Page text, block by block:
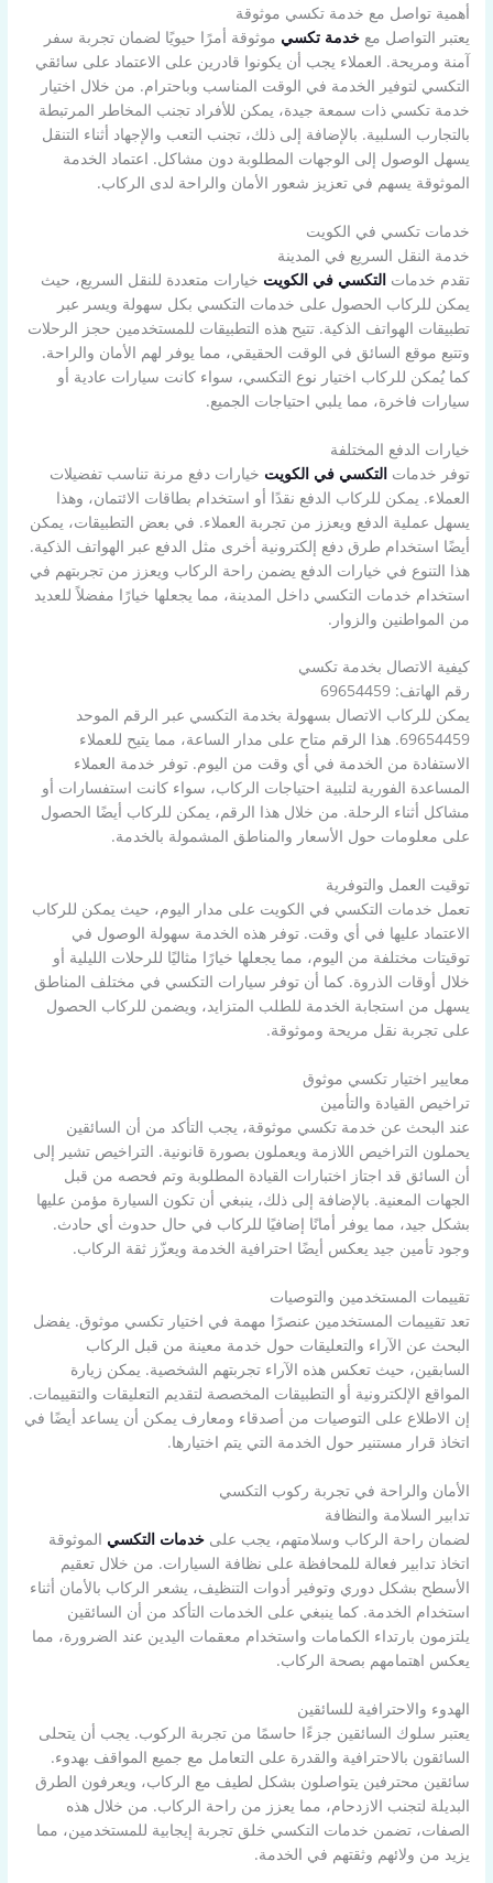
أهمية تواصل مع خدمة تكسي موثوقة
يعتبر التواصل معخدمة تكسي موثوقة أمرًا حيويًا لضمان تجربة سفر
آمنة ومريحة. العملاء يجب أن يكونوا قادرين على الاعتماد على سائقي
التكسي لتوفير الخدمة في الوقت المناسب وباحترام. من خلال اختيار
خدمة تكسي ذات سمعة جيدة، يمكن للأفراد تجنب المخاطر المرتبطة
بالتجارب السلبية. بالإضافة إلى ذلك، تجنب التعب والإجهاد أثناء التنقل
يسهل الوصول إلى الوجهات المطلوبة دون مشاكل. اعتماد الخدمة
الموثوقة يسهم في تعزيز شعور الأمان والراحة لدى الركاب.
خدمات تكسي في الكويت
خدمة النقل السريع في المدينة
تقدم خدماتالتكسي في الكويت خيارات متعددة للنقل السريع، حيث
يمكن للركاب الحصول على خدمات التكسي بكل سهولة ويسر عبر
تطبيقات الهواتف الذكية. تتيح هذه التطبيقات للمستخدمين حجز الرحلات
وتتبع موقع السائق في الوقت الحقيقي، مما يوفر لهم الأمان والراحة.
كما يُمكن للركاب اختيار نوع التكسي، سواء كانت سيارات عادية أو
سيارات فاخرة، مما يلبي احتياجات الجميع.
خيارات الدفع المختلفة
توفر خدماتالتكسي في الكويت خيارات دفع مرنة تناسب تفضيلات
العملاء. يمكن للركاب الدفع نقدًا أو استخدام بطاقات الائتمان، وهذا
يسهل عملية الدفع ويعزز من تجربة العملاء. في بعض التطبيقات، يمكن
أيضًا استخدام طرق دفع إلكترونية أخرى مثل الدفع عبر الهواتف الذكية.
هذا التنوع في خيارات الدفع يضمن راحة الركاب ويعزز من تجربتهم في
استخدام خدمات التكسي داخل المدينة، مما يجعلها خيارًا مفضلاً للعديد
من المواطنين والزوار.
كيفية الاتصال بخدمة تكسي
رقم الهاتف: 69654459
يمكن للركاب الاتصال بسهولة بخدمة التكسي عبر الرقم الموحد
69654459. هذا الرقم متاح على مدار الساعة، مما يتيح للعملاء
الاستفادة من الخدمة في أي وقت من اليوم. توفر خدمة العملاء
المساعدة الفورية لتلبية احتياجات الركاب، سواء كانت استفسارات أو
مشاكل أثناء الرحلة. من خلال هذا الرقم، يمكن للركاب أيضًا الحصول
على معلومات حول الأسعار والمناطق المشمولة بالخدمة.
توقيت العمل والتوفرية
تعمل خدمات التكسي في الكويت على مدار اليوم، حيث يمكن للركاب
الاعتماد عليها في أي وقت. توفر هذه الخدمة سهولة الوصول في
توقيتات مختلفة من اليوم، مما يجعلها خيارًا مثاليًا للرحلات الليلية أو
خلال أوقات الذروة. كما أن توفر سيارات التكسي في مختلف المناطق
يسهل من استجابة الخدمة للطلب المتزايد، ويضمن للركاب الحصول
على تجربة نقل مريحة وموثوقة.
معايير اختيار تكسي موثوق
تراخيص القيادة والتأمين
عند البحث عن خدمة تكسي موثوقة، يجب التأكد من أن السائقين
يحملون التراخيص اللازمة ويعملون بصورة قانونية. التراخيص تشير إلى
أن السائق قد اجتاز اختبارات القيادة المطلوبة وتم فحصه من قبل
الجهات المعنية. بالإضافة إلى ذلك، ينبغي أن تكون السيارة مؤمن عليها
بشكل جيد، مما يوفر أمانًا إضافيًا للركاب في حال حدوث أي حادث.
وجود تأمين جيد يعكس أيضًا احترافية الخدمة ويعزّز ثقة الركاب.
تقييمات المستخدمين والتوصيات
تعد تقييمات المستخدمين عنصرًا مهمة في اختيار تكسي موثوق. يفضل
البحث عن الآراء والتعليقات حول خدمة معينة من قبل الركاب
السابقين، حيث تعكس هذه الآراء تجربتهم الشخصية. يمكن زيارة
المواقع الإلكترونية أو التطبيقات المخصصة لتقديم التعليقات والتقييمات.
إن الاطلاع على التوصيات من أصدقاء ومعارف يمكن أن يساعد أيضًا في
اتخاذ قرار مستنير حول الخدمة التي يتم اختيارها.
الأمان والراحة في تجربة ركوب التكسي
تدابير السلامة والنظافة
لضمان راحة الركاب وسلامتهم، يجب علىخدمات التكسي الموثوقة
اتخاذ تدابير فعالة للمحافظة على نظافة السيارات. من خلال تعقيم
الأسطح بشكل دوري وتوفير أدوات التنظيف، يشعر الركاب بالأمان أثناء
استخدام الخدمة. كما ينبغي على الخدمات التأكد من أن السائقين
يلتزمون بارتداء الكمامات واستخدام معقمات اليدين عند الضرورة، مما
يعكس اهتمامهم بصحة الركاب.
الهدوء والاحترافية للسائقين
يعتبر سلوك السائقين جزءًا حاسمًا من تجربة الركوب. يجب أن يتحلى
السائقون بالاحترافية والقدرة على التعامل مع جميع المواقف بهدوء.
سائقين محترفين يتواصلون بشكل لطيف مع الركاب، ويعرفون الطرق
البديلة لتجنب الازدحام، مما يعزز من راحة الركاب. من خلال هذه
الصفات، تضمن خدمات التكسي خلق تجربة إيجابية للمستخدمين، مما
يزيد من ولائهم وثقتهم في الخدمة.